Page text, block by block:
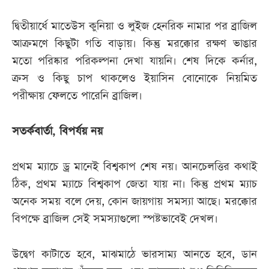
দ্বিতীয়ার্ধে মাতেউস কুনিয়া ও লুইজ হেনরিক নামার পর ব্রাজিল
আক্রমণে কিছুটা গতি বাড়ায়। কিন্তু মরক্কোর রক্ষণ ভাঙার
মতো পরিষ্কার পরিকল্পনা দেখা যায়নি। শেষ দিকে কর্নার,
ক্রস ও কিছু চাপ থাকলেও ইয়াসিন বোনোকে নিয়মিত
পরীক্ষায় ফেলতে পারেনি ব্রাজিল।
সতর্কবার্তা, বিপর্যয় নয়
প্রথম ম্যাচে ড্র মানেই বিশ্বকাপ শেষ নয়। আনচেলত্তির কথাই
ঠিক, প্রথম ম্যাচে বিশ্বকাপ জেতা যায় না। কিন্তু প্রথম ম্যাচ
অনেক সময় বলে দেয়, কোন জায়গায় সমস্যা আছে। মরক্কোর
বিপক্ষে ব্রাজিল সেই সমস্যাগুলো স্পষ্টভাবেই দেখল।
উদ্বেগ কাটাতে হবে, মাঝমাঠে ভারসাম্য আনতে হবে, ডান